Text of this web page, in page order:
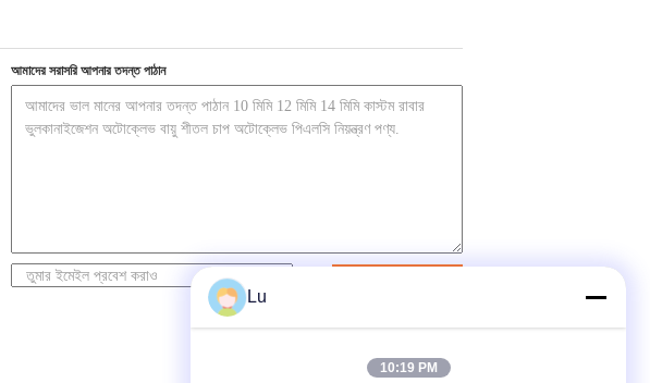
আমাদের সরাসরি আপনার তদন্ত পাঠান
Lu
10:19 PM